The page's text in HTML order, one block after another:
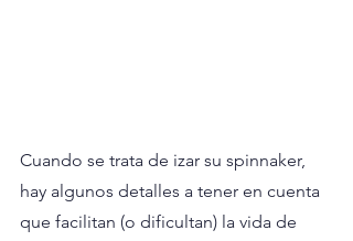
Cuando se trata de izar su spinnaker,
hay algunos detalles a tener en cuenta
que facilitan (o dificultan) la vida de